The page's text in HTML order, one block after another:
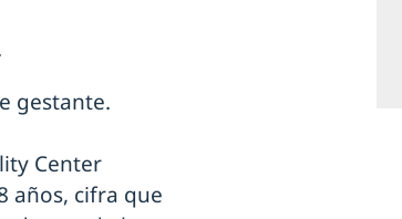
gestante.
Center
años, cifra que